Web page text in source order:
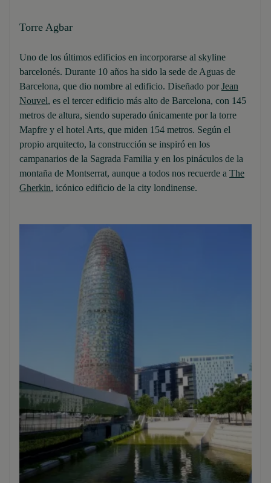
Torre Agbar
Uno de los últimos edificios en incorporarse al skyline
barcelonés. Durante 10 años ha sido la sede de Aguas de
Barcelona, que dio nombre al edificio. Diseñado por Jean
Nouvel, es el tercer edificio más alto de Barcelona, con 145
metros de altura, siendo superado únicamente por la torre
Mapfre y el hotel Arts, que miden 154 metros. Según el
propio arquitecto, la construcción se inspiró en los
campanarios de la Sagrada Familia y en los pináculos de la
montaña de Montserrat, aunque a todos nos recuerde a The
Gherkin, icónico edificio de la city londinense.